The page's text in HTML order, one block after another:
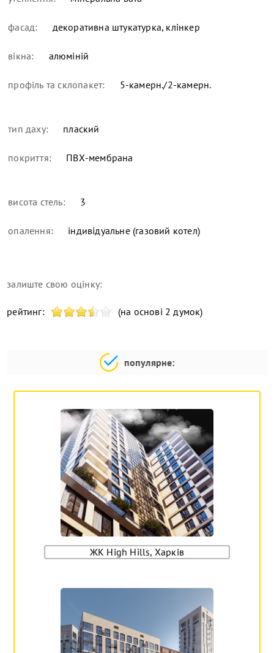
фасад: декоративна штукатурка, клінкер
вікна: алюміній
профіль та склопакет: 5-камерн./2-камерн.
тип даху: плаский
покриття: ПВХ-мембрана
висота стель: 3
опалення: індивідуальне (газовий котел)
залиште свою оцінку:
рейтинг: (на основі 2 думок)
популярне:
ЖК High Hills, Харків